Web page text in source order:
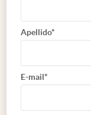
Apellido*
E-mail*